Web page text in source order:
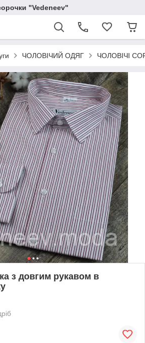
"Vedeneev"
ЧОЛОВІЧИЙ ОДЯГ ЧОЛОВІЧІ
з довгим рукавом в